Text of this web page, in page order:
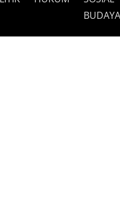
BUDAYA